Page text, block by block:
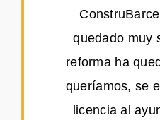
quedado muy
reforma ha
queríamos, se
licencia al